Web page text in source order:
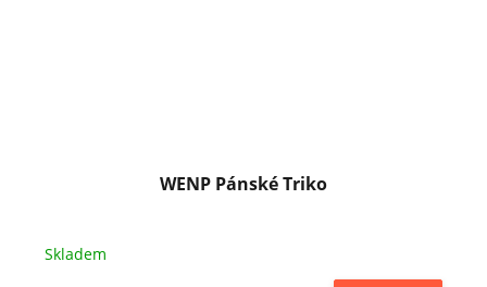
WENP Pánské Triko
Skladem